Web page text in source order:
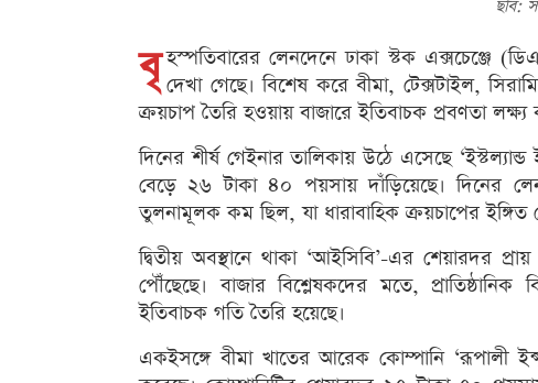
ছবি:
বৃ হস্পতিবারের লেনদেনে ঢাকা স্টক এক্সচেঞ্জে
দেখা গেছে। বিশেষ করে বীমা, টেক্সটাইল,
ক্রয়চাপ তৈরি হওয়ায় বাজারে ইতিবাচক প্রবণতা লক্ষ্য
দিনের শীর্ষ গেইনার তালিকায় উঠে এসেছে
বেড়ে ২৬ টাকা ৪০ পয়সায় দাঁড়িয়েছে। দিনের
তুলনামূলক কম ছিল, যা ধারাবাহিক ক্রয়চাপের ইঙ্গিত
দ্বিতীয় অবস্থানে থাকা ‘আইসিবি’-এর শেয়ারদর
পৌঁছেছে। বাজার বিশ্লেষকদের মতে, প্রাতিষ্ঠানিক
ইতিবাচক গতি তৈরি হয়েছে।
একইসঙ্গে বীমা খাতের আরেক কোম্পানি ‘রূপালী